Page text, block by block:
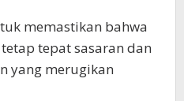
memastikan bahwa
tepat sasaran dan
yang merugikan